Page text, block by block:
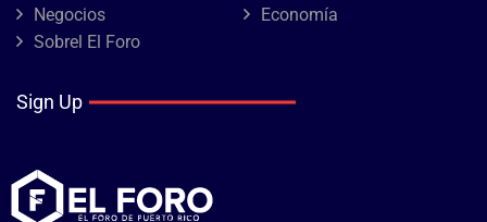
Negocios
Economía
Sobrel El Foro
Sign Up